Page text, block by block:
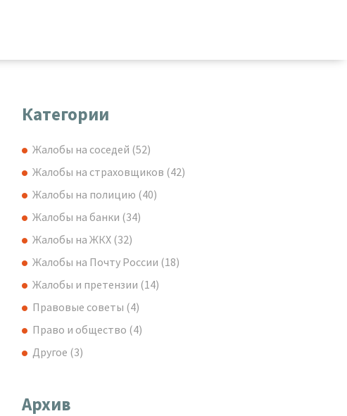
Категории
Жалобы на соседей (52)
Жалобы на страховщиков (42)
Жалобы на полицию (40)
Жалобы на банки (34)
Жалобы на ЖКХ (32)
Жалобы на Почту России (18)
Жалобы и претензии (14)
Правовые советы (4)
Право и общество (4)
Другое (3)
Архив